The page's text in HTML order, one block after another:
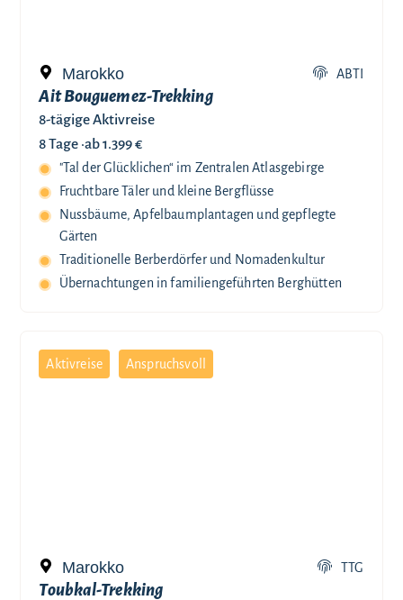
Marokko ABTI
Ait Bouguemez-Trekking
8-tägige Aktivreise
8 Tage ·ab 1.399 €
"Tal der Glücklichen“ im Zentralen Atlasgebirge
Fruchtbare Täler und kleine Bergflüsse
Nussbäume, Apfelbaumplantagen und gepflegte
Gärten
Traditionelle Berberdörfer und Nomadenkultur
Übernachtungen in familiengeführten Berghütten
Aktivreise Anspruchsvoll
Marokko TTG
Toubkal-Trekking